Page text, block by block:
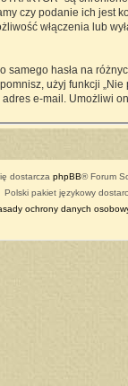
czy podanie ich
włączenia lub
hasła na
użyj funkcji
e-mail. Umożliwi
dostarcza phpBB® Forum
Polski pakiet językowy
ochrony danych